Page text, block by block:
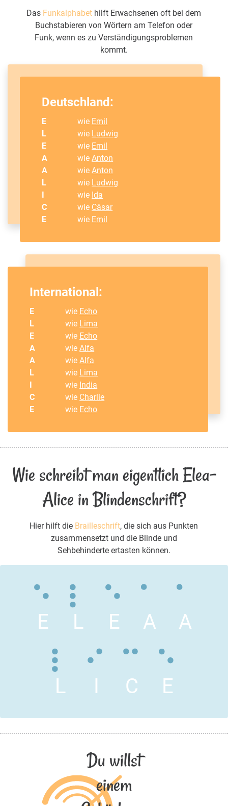
Das Funkalphabet hilft Erwachsenen oft bei dem
Buchstabieren von Wörtern am Telefon oder
Funk, wenn es zu Verständigungsproblemen
kommt.
Deutschland:
E wie Emil
L
wie Ludwig
E
wie Emil
A
wieAnton
A
wieAnton
L
wie Ludwig
wie Ida
C
wie Cäsar
E
wie Emil
International:
E wie Echo
L
wie Lima
E
wie Echo
A
wieAlfa
A
wieAlfa
L
wie Lima
wie India
C
wie Charlie
E
wie Echo
Wie schreibt man eigentlich Elea-
Alice in Blindenschrift?
Hier hilft die Brailleschrift, die sich aus Punkten
zusammensetzt und die Blinde und
Sehbehinderte ertasten können.
E L E A A
L I C E
Du willst
einem